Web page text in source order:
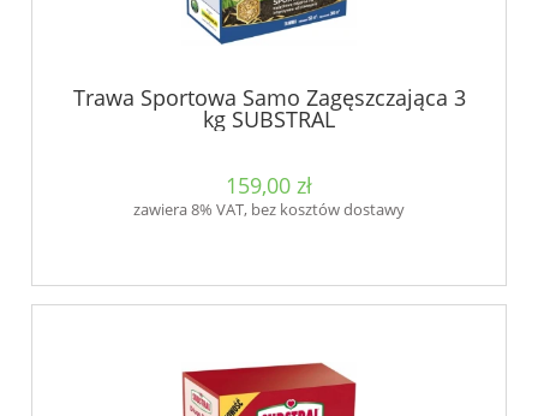
Trawa Sportowa Samo Zagęszczająca 3
kg SUBSTRAL
159,00 zł
zawiera 8% VAT, bez kosztów dostawy